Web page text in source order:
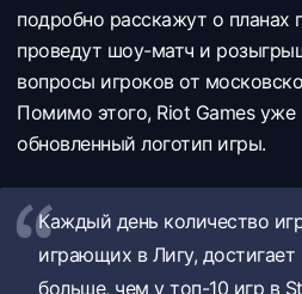
подробно расскажут о планах
проведут шоу-матч и
вопросы игроков от
Помимо этого, Riot Games уже
обновленный логотип игры.
Каждый день количество
играющих в Лигу,
больше, чем у топ-10 игр в